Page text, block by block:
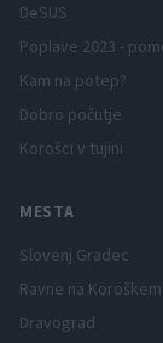
DeSUS
Poplave 2023 -
Kam na potep?
Dobro počutje
Korošci v tujini
MESTA
Slovenj Gradec
Ravne na Koroškem
Dravograd